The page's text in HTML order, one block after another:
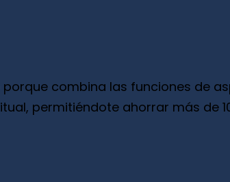
combina las funciones de
permitiéndote ahorrar más de